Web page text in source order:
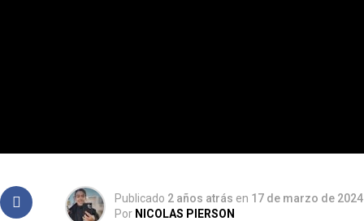
Publicado 2 años atrás en 17 de marzo de 2024
Por NICOLAS PIERSON